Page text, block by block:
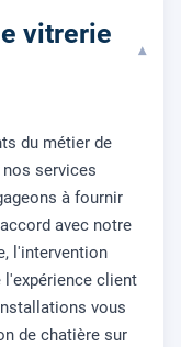
vitrerie
▾
du métier de
services
à fournir
avec notre
l'intervention
l'expérience client
vous
de chatière sur